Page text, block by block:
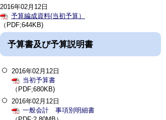
2016年02月12日
予算編成資料(当初予算）
（PDF;644KB)
予算書及び予算説明書
2016年02月12日
当初予算書
（PDF;680KB)
2016年02月12日
一般会計 事項別明細書